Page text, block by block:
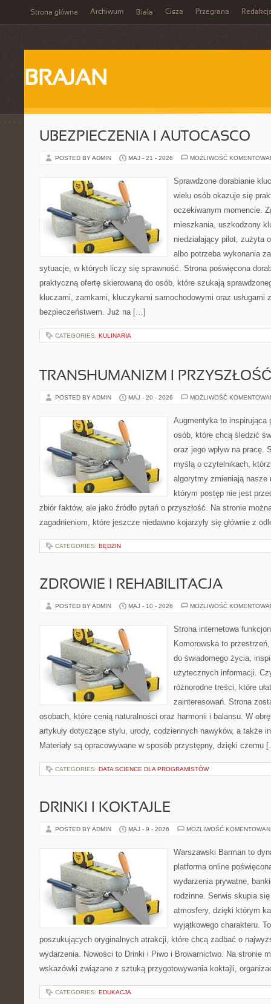
Strona główna Archiwum Biała Cisza Przegrana
BRAJAN
UBEZPIECZENIA I AUTOCASCO
POSTED BY ADMIN MAJ - 21 - 2026 MOŻLIWOŚĆ
Sprawdzone dorabianie
wielu osób okazuje się
oczekiwanym momencie.
mieszkania, uszkodzony
niedziałający pilot, zużyta
albo potrzeba wykonania
sytuacje, w których liczy się sprawność. Strona poświęcona
praktyczną ofertę skierowaną do osób, które szukają
kluczami, zamkami, kluczykami samochodowymi oraz usługami
bezpieczeństwem. Już na […]
CATEGORIES: KULINARIA
TRANSHUMANIZM I
POSTED BY ADMIN MAJ - 20 - 2026 MOŻLIWOŚĆ
Augmentyka to inspirująca
osób, które chcą śledzić
oraz jego wpływ na pracę.
myślą o czytelnikach,
algorytmy zmieniają nasze
którym postęp nie jest
zbiór faktów, ale jako źródło pytań o przyszłość. Na stronie
zagadnieniom, które jeszcze niedawno kojarzyły się głównie z
CATEGORIES: BĘDZIN
ZDROWIE I REHABILITACJA
POSTED BY ADMIN MAJ - 10 - 2026 MOŻLIWOŚĆ
Strona internetowa
Komorowska to
do świadomego życia,
użytecznych informacji.
różnorodne treści, które
zainteresowań. Strona
osobach, które cenią naturalności oraz harmonii i balansu. W
artykuły dotyczące stylu, urody, codziennych nawyków, a także
Materiały są opracowywane w sposób przystępny, dzięki czemu
CATEGORIES: DATA SCIENCE DLA PROGRAMISTÓW
DRINKI I KOKTAJLE
POSTED BY ADMIN MAJ - 9 - 2026 MOŻLIWOŚĆ
Warszawski Barman to
platforma online
wydarzenia prywatne,
rodzinne. Serwis skupia
atmosfery, dzięki którym
wyjątkowego charakteru.
poszukujących oryginalnych atrakcji, które chcą zadbać o
wydarzenia. Nowości to Drinki i Piwo i Browarnictwo. Na stronie
wskazówki związane z sztuką przygotowywania koktajli,
CATEGORIES: EDUKACJA